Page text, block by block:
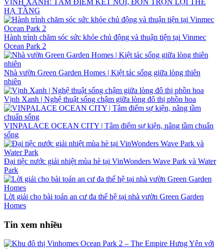
VỊNH XANH: TÂM ĐIỂM KẾT NỐI, ĐÓN TRỌN LỢI THẾ
HẠ TẦNG
Hành trình chăm sóc sức khỏe chủ động và thuận tiện tại Vinmec
Ocean Park 2
Nhà vườn Green Garden Homes | Kiệt tác sống giữa lòng thiên
nhiên
Vịnh Xanh | Nghệ thuật sống chậm giữa lòng đô thị phồn hoa
VINPALACE OCEAN CITY | Tâm điểm sự kiện, nâng tầm chuẩn
sống
Đại tiệc nước giải nhiệt mùa hè tại VinWonders Wave Park và Water
Park
Lời giải cho bài toán an cư đa thế hệ tại nhà vườn Green Garden
Homes
Tin xem nhiều